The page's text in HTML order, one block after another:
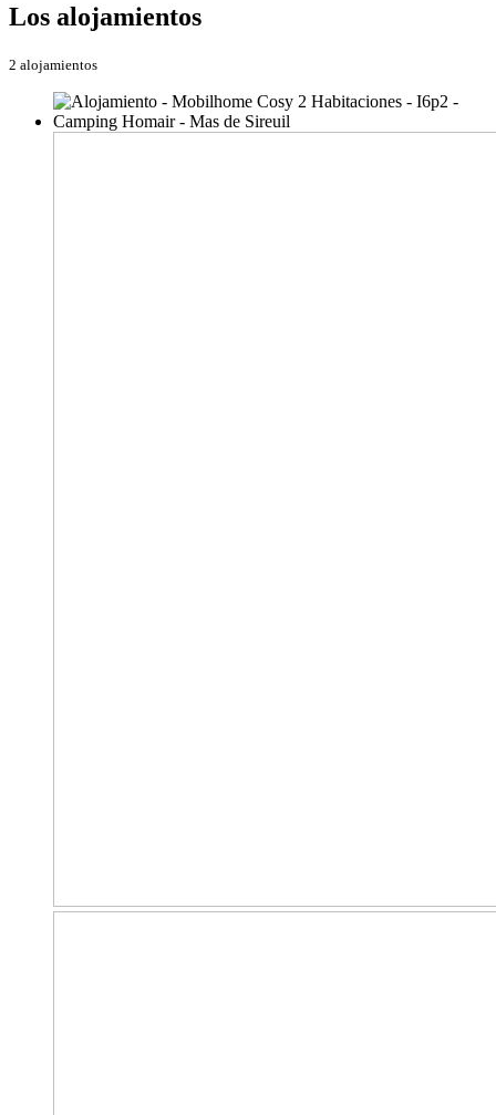
Los alojamientos
2 alojamientos